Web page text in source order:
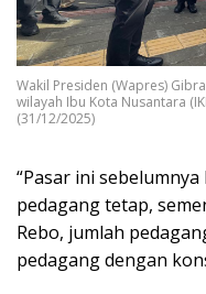
Wakil Presiden (Wapres)
wilayah Ibu Kota Nusantara
(31/12/2025)
“Pasar ini
pedagang tetap,
Rebo, jumlah
pedagang dengan